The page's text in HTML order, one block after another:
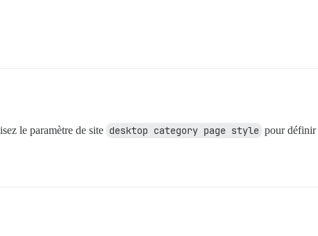
le paramètre de site desktop category page style pour définir